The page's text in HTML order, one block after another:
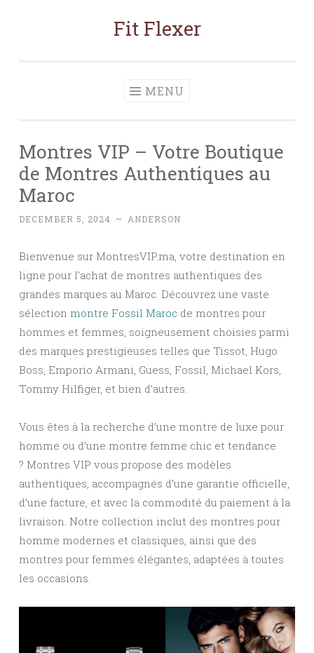
Fit Flexer
MENU
Montres VIP – Votre Boutique
de Montres Authentiques au
Maroc
DECEMBER 5, 2024 ~ ANDERSON
Bienvenue sur MontresVIP.ma, votre destination en
ligne pour l’achat de montres authentiques des
grandes marques au Maroc. Découvrez une vaste
sélection montre Fossil Maroc de montres pour
hommes et femmes, soigneusement choisies parmi
des marques prestigieuses telles que Tissot, Hugo
Boss, Emporio Armani, Guess, Fossil, Michael Kors,
Tommy Hilfiger, et bien d’autres.
Vous êtes à la recherche d’une montre de luxe pour
homme ou d’une montre femme chic et tendance
? Montres VIP vous propose des modèles
authentiques, accompagnés d’une garantie officielle,
d’une facture, et avec la commodité du paiement à la
livraison. Notre collection inclut des montres pour
homme modernes et classiques, ainsi que des
montres pour femmes élégantes, adaptées à toutes
les occasions.